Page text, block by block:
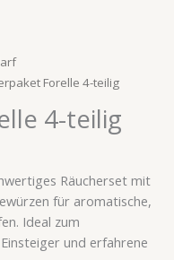
Forelle 4-teilig
4-teilig
Räucherset mit
für aromatische,
Ideal zum
und erfahrene